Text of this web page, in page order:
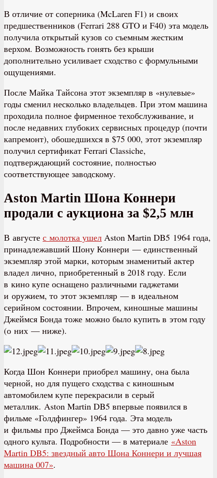
В отличие от соперника (McLaren F1) и своих
предшественников (Ferrari 288 GTO и F40) эта модель
получила открытый кузов со съемным жестким
верхом. Возможность гонять без крыши
дополнительно усиливает сходство с формульными
ощущениями.
После Майка Тайсона этот экземпляр в «нулевые»
годы сменил несколько владельцев. При этом машина
проходила полное фирменное техобслуживание, и
после недавних глубоких сервисных процедур (почти
капремонт), обошедшихся в $75 000, этот экземпляр
получил сертификат Ferrari Classiche,
подтверждающий состояние, полностью
соответствующее заводскому.
Aston Martin Шона Коннери
продали с аукциона за $2,5 млн
В августе с молотка ушел Aston Martin DB5 1964 года,
принадлежавший Шону Коннери — единственный
экземпляр этой марки, которым знаменитый актер
владел лично, приобретенный в 2018 году. Если
в кино купе оснащено различными гаджетами
и оружием, то этот экземпляр — в идеальном
серийном состоянии. Впрочем, киношные машины
Джеймся Бонда тоже можно было купить в этом году
(о них — ниже).
Когда Шон Коннери приобрел машину, она была
черной, но для пущего сходства с киношным
автомобилем купе перекрасили в серый
металлик. Aston Martin DB5 впервые появился в
фильме «Голдфингер» 1964 года. Эта модель
и фильмы про Джеймса Бонда — это давно уже часть
одного культа. Подробности — в материале «Aston
Martin DB5: звездный авто Шона Коннери и лучшая
машина 007».